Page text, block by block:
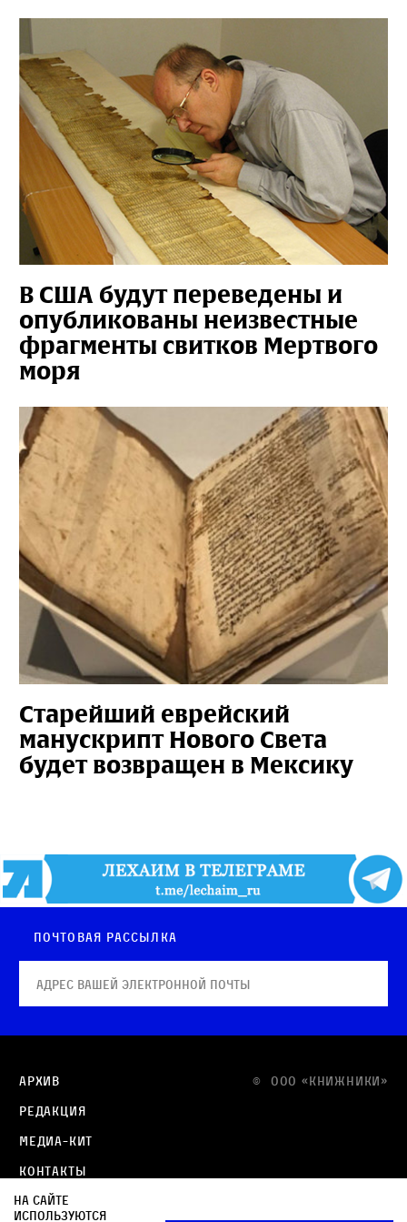
В США будут переведены и
опубликованы неизвестные
фрагменты свитков Мертвого
моря
Старейший еврейский
манускрипт Нового Света
будет возвращен в Мексику
Почтовая рассылка
© OOO «КНИЖНИКИ»
Архив
Редакция
Медиа-кит
Контакты
Политика в отношении обработки персональных
данных
На сайте
используются